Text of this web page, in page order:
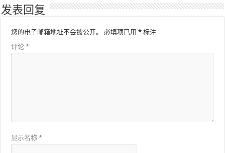
发表回复
您的电子邮箱地址不会被公开。 必填项已用* 标注
评论*
显示名称*